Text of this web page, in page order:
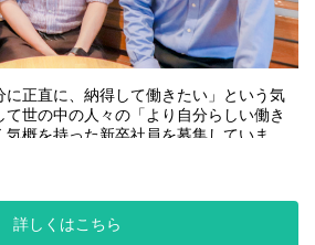
時間）】
値観を言語化し、キャリアの方向性を探
み、目指している組織についてお話し
！気軽に質問できるカジュアルな時間
インターンシップ」への応募についてお
正直に、納得して働きたい」という気
世の中の人々の「より自分らしい働き
概を持った新卒社員を募集していま
まずは熱意重視のオープンポジション
いない方も、様々な仕事を経験しなが
詳しくはこちら